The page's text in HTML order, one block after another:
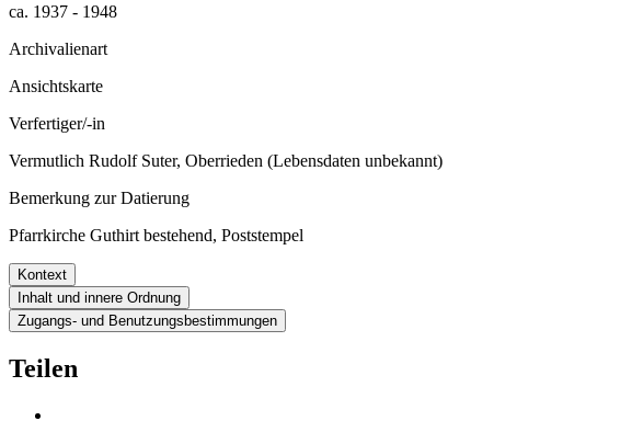
ca. 1937 - 1948
Archivalienart
Ansichtskarte
Verfertiger/-in
Vermutlich Rudolf Suter, Oberrieden (Lebensdaten unbekannt)
Bemerkung zur Datierung
Pfarrkirche Guthirt bestehend, Poststempel
Kontext
Inhalt und innere Ordnung
Zugangs- und Benutzungsbestimmungen
Teilen